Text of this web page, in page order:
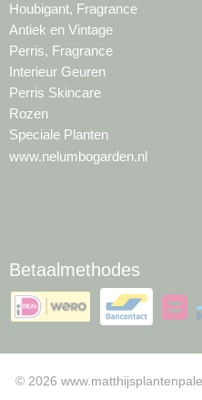
Houbigant, Fragrance
Antiek en Vintage
Perris, Fragrance
Interieur Geuren
Perris Skincare
Rozen
Speciale Planten
www.nelumbogarden.nl
Betaalmethodes
© 2026